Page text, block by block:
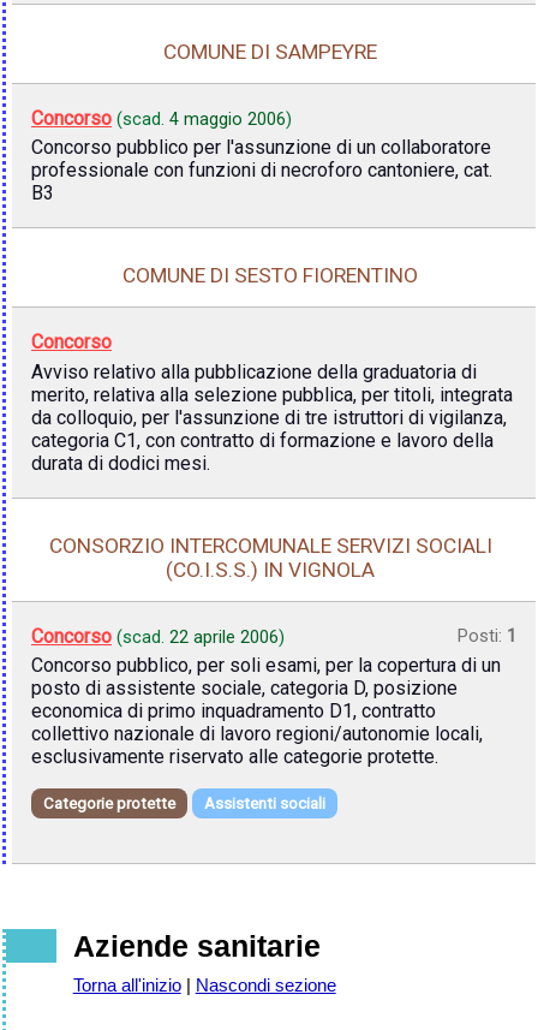
COMUNE DI SAMPEYRE
Concorso (scad. 4 maggio 2006)
Concorso pubblico per l'assunzione di un collaboratore
professionale con funzioni di necroforo cantoniere, cat.
B3
COMUNE DI SESTO FIORENTINO
Concorso
Avviso relativo alla pubblicazione della graduatoria di
merito, relativa alla selezione pubblica, per titoli, integrata
da colloquio, per l'assunzione di tre istruttori di vigilanza,
categoria C1, con contratto di formazione e lavoro della
durata di dodici mesi.
CONSORZIO INTERCOMUNALE SERVIZI SOCIALI
(CO.I.S.S.) IN VIGNOLA
Concorso (scad. 22 aprile 2006) Posti: 1
Concorso pubblico, per soli esami, per la copertura di un
posto di assistente sociale, categoria D, posizione
economica di primo inquadramento D1, contratto
collettivo nazionale di lavoro regioni/autonomie locali,
esclusivamente riservato alle categorie protette.
Categorie protette Assistenti sociali
Aziende sanitarie
Torna all'inizio| Nascondi sezione